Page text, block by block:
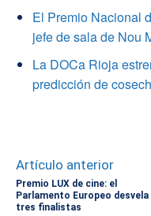
El Premio Nacional
jefe de sala de Nou
La DOCa Rioja
predicción de
Artículo anterior
Premio LUX de cine: el
Parlamento Europeo desvela
tres finalistas